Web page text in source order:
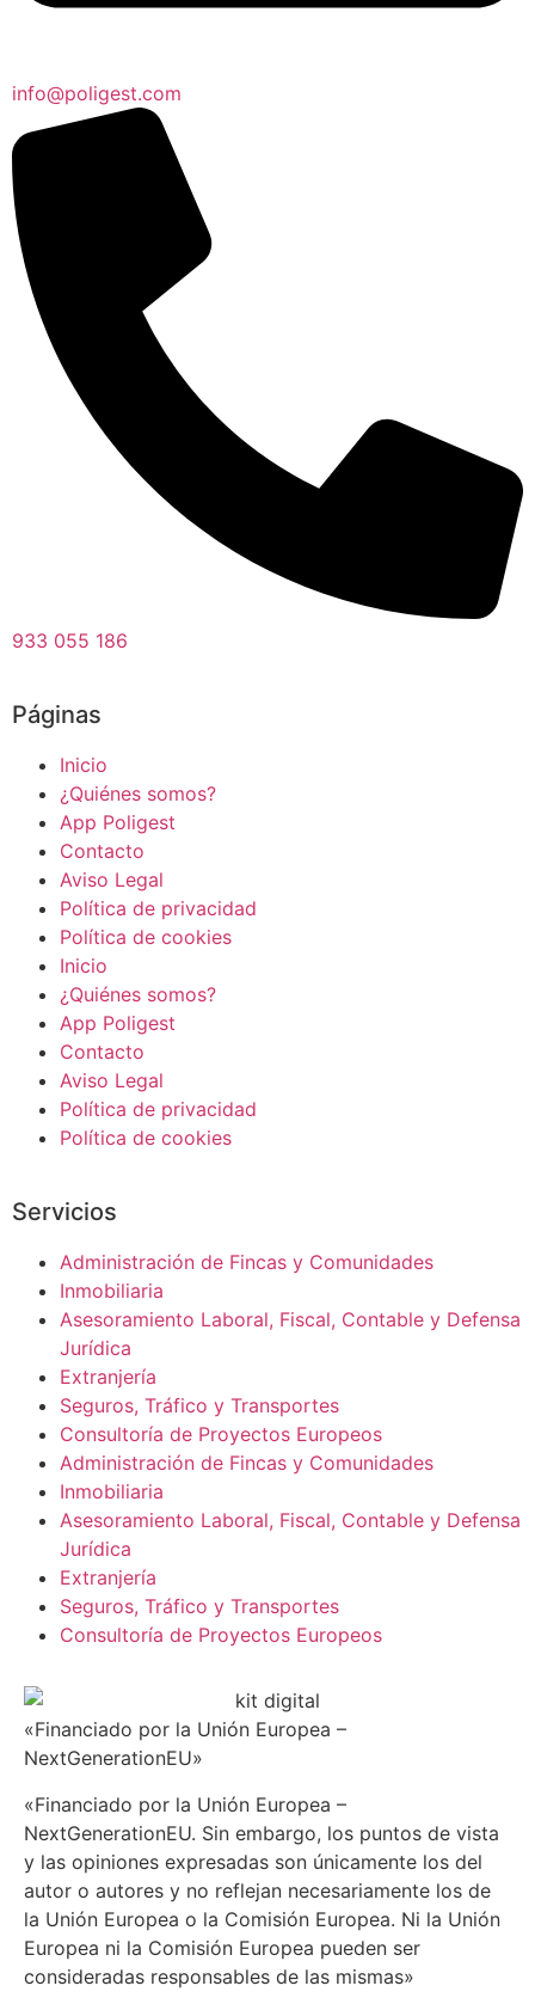
info@poligest.com
933 055 186
Páginas
Inicio
¿Quiénes somos?
App Poligest
Contacto
Aviso Legal
Política de privacidad
Política de cookies
Inicio
¿Quiénes somos?
App Poligest
Contacto
Aviso Legal
Política de privacidad
Política de cookies
Servicios
Administración de Fincas y Comunidades
Inmobiliaria
Asesoramiento Laboral, Fiscal, Contable y Defensa
Jurídica
Extranjería
Seguros, Tráfico y Transportes
Consultoría de Proyectos Europeos
Administración de Fincas y Comunidades
Inmobiliaria
Asesoramiento Laboral, Fiscal, Contable y Defensa
Jurídica
Extranjería
Seguros, Tráfico y Transportes
Consultoría de Proyectos Europeos
«Financiado por la Unión Europea –
NextGenerationEU»
«Financiado por la Unión Europea –
NextGenerationEU. Sin embargo, los puntos de vista
y las opiniones expresadas son únicamente los del
autor o autores y no reflejan necesariamente los de
la Unión Europea o la Comisión Europea. Ni la Unión
Europea ni la Comisión Europea pueden ser
consideradas responsables de las mismas»